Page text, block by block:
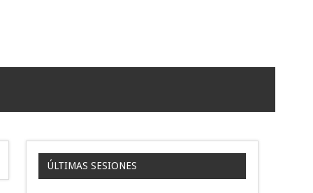
ÚLTIMAS SESIONES